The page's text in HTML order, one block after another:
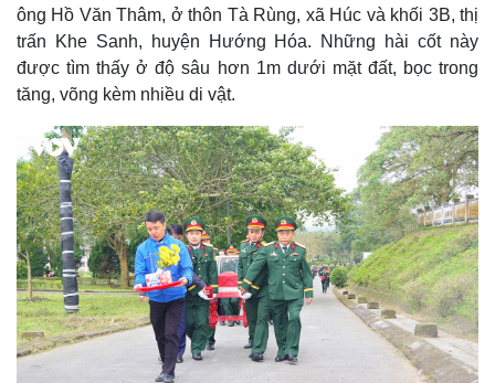
ông Hồ Văn Thâm, ở thôn Tà Rùng, xã Húc và khối 3B, thị
trấn Khe Sanh, huyện Hướng Hóa. Những hài cốt này
được tìm thấy ở độ sâu hơn 1m dưới mặt đất, bọc trong
tăng, võng kèm nhiều di vật.